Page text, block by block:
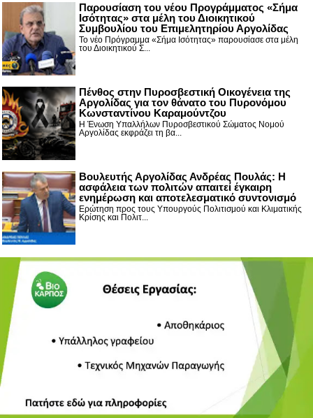
Παρουσίαση του νέου Προγράμματος «Σήμα
Ισότητας» στα μέλη του Διοικητικού
Συμβουλίου του Επιμελητηρίου Αργολίδας
Το νέο Πρόγραμμα «Σήμα Ισότητας» παρουσίασε στα μέλη
του Διοικητικού Σ...
Πένθος στην Πυροσβεστική Οικογένεια της
Αργολίδας για τον θάνατο του Πυρονόμου
Κωνσταντίνου Καραμούντζου
Η Ένωση Υπαλλήλων Πυροσβεστικού Σώματος Νομού
Αργολίδας εκφράζει τη βα...
Βουλευτής Αργολίδας Ανδρέας Πουλάς: Η
ασφάλεια των πολιτών απαιτεί έγκαιρη
ενημέρωση και αποτελεσματικό συντονισμό
Ερώτηση προς τους Υπουργούς Πολιτισμού και Κλιματικής
Κρίσης και Πολιτ...